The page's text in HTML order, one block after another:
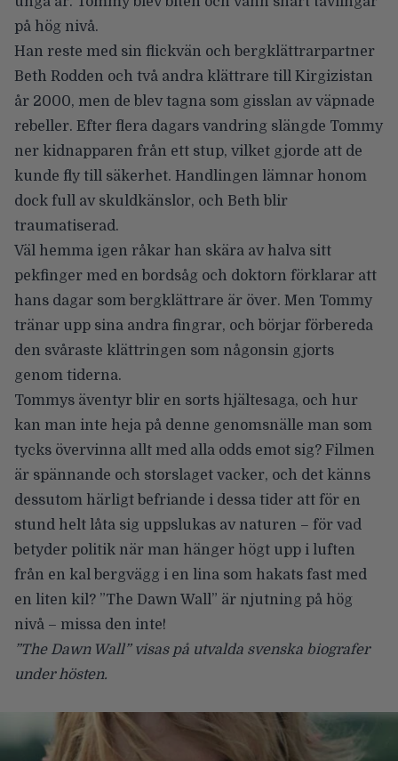
på hög nivå.
Han reste med sin flickvän och bergklättrarpartner
Beth Rodden och två andra klättrare till Kirgizistan
år 2000, men de blev tagna som gisslan av väpnade
rebeller. Efter flera dagars vandring slängde Tommy
ner kidnapparen från ett stup, vilket gjorde att de
kunde fly till säkerhet. Handlingen lämnar honom
dock full av skuldkänslor, och Beth blir
traumatiserad.
Väl hemma igen råkar han skära av halva sitt
pekfinger med en bordsåg och doktorn förklarar att
hans dagar som bergklättrare är över. Men Tommy
tränar upp sina andra fingrar, och börjar förbereda
den svåraste klättringen som någonsin gjorts
genom tiderna.
Tommys äventyr blir en sorts hjältesaga, och hur
kan man inte heja på denne genomsnälle man som
tycks övervinna allt med alla odds emot sig? Filmen
är spännande och storslaget vacker, och det känns
dessutom härligt befriande i dessa tider att för en
stund helt låta sig uppslukas av naturen – för vad
betyder politik när man hänger högt upp i luften
från en kal bergvägg i en lina som hakats fast med
en liten kil? ”The Dawn Wall” är njutning på hög
nivå – missa den inte!
”The Dawn Wall” visas på utvalda svenska biografer
under hösten.